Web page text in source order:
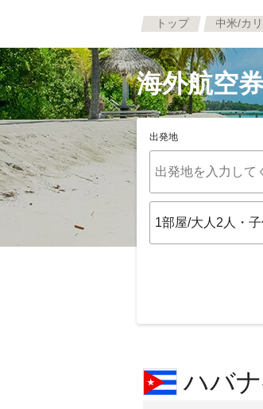
トップ 中米/カ
海外航空
出発地
ハバ